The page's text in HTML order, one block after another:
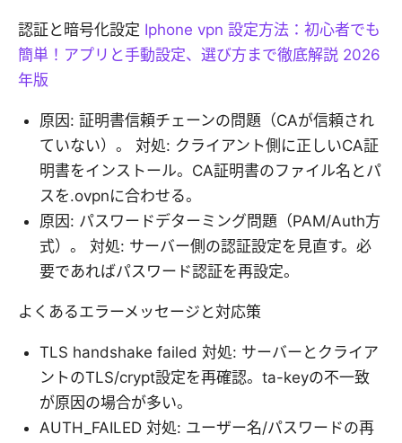
認証と暗号化設定 Iphone vpn 設定方法：初心者でも
簡単！アプリと手動設定、選び方まで徹底解説 2026
年版
原因: 証明書信頼チェーンの問題（CAが信頼され
ていない）。 対処: クライアント側に正しいCA証
明書をインストール。CA証明書のファイル名とパ
スを.ovpnに合わせる。
原因: パスワードデターミング問題（PAM/Auth方
式）。 対処: サーバー側の認証設定を見直す。必
要であればパスワード認証を再設定。
よくあるエラーメッセージと対応策
TLS handshake failed 対処: サーバーとクライア
ントのTLS/crypt設定を再確認。ta-keyの不一致
が原因の場合が多い。
AUTH_FAILED 対処: ユーザー名/パスワードの再